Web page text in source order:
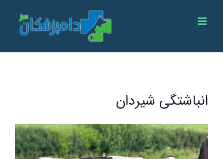
انباشتگی شیردان
View
Larger